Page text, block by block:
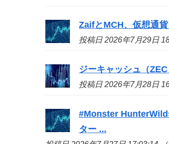
ZaifとMCH、仮想通
投稿日 2026年7月29日
ジーキャッシュ（
投稿日 2026年7月28日
#Monster
ター ...